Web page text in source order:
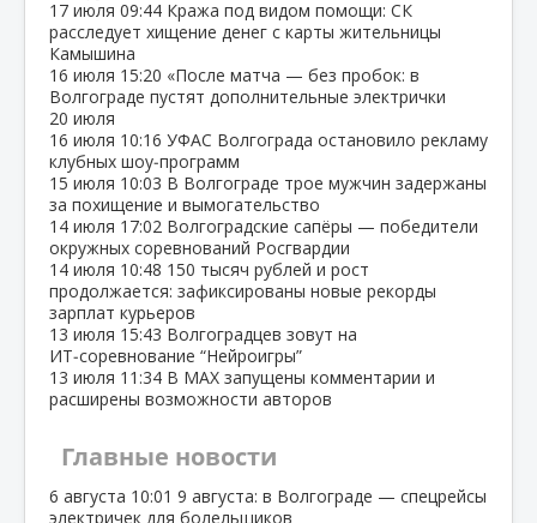
17 июля 09:44 Кража под видом помощи: СК
расследует хищение денег с карты жительницы
Камышина
16 июля 15:20 «После матча — без пробок: в
Волгограде пустят дополнительные электрички
20 июля
16 июля 10:16 УФАС Волгограда остановило рекламу
клубных шоу‑программ
15 июля 10:03 В Волгограде трое мужчин задержаны
за похищение и вымогательство
14 июля 17:02 Волгоградские сапёры — победители
окружных соревнований Росгвардии
14 июля 10:48 150 тысяч рублей и рост
продолжается: зафиксированы новые рекорды
зарплат курьеров
13 июля 15:43 Волгоградцев зовут на
ИТ‑соревнование “Нейроигры”
13 июля 11:34 В МАХ запущены комментарии и
расширены возможности авторов
Главные новости
6 августа 10:01 9 августа: в Волгограде — спецрейсы
электричек для болельщиков